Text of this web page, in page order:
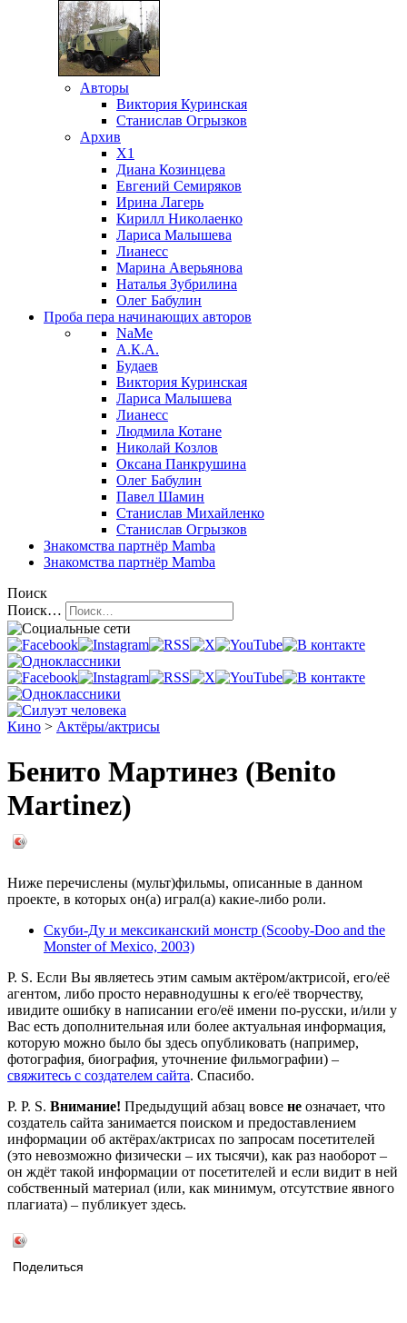
Авторы
Виктория Куринская
Станислав Огрызков
Архив
X1
Диана Козинцева
Евгений Семиряков
Ирина Лагерь
Кирилл Николаенко
Лариса Малышева
Лианесс
Марина Аверьянова
Наталья Зубрилина
Олег Бабулин
Проба пера начинающих авторов
NaMe
А.К.А.
Будаев
Виктория Куринская
Лариса Малышева
Лианесс
Людмила Котане
Николай Козлов
Оксана Панкрушина
Олег Бабулин
Павел Шамин
Станислав Михайленко
Станислав Огрызков
Знакомства партнёр Mamba
Знакомства партнёр Mamba
Поиск
Поиск…
Кино > Актёры/актрисы
Бенито Мартинез (Benito
Martinez)
Ниже перечислены (мульт)фильмы, описанные в данном
проекте, в которых он(а) играл(а) какие-либо роли.
Скуби-Ду и мексиканский монстр (Scooby-Doo and the
Monster of Mexico, 2003)
P. S. Если Вы являетесь этим самым актёром/актрисой, его/её
агентом, либо просто неравнодушны к его/её творчеству,
ивидите ошибку в написании его/её имени по-русски, и/или у
Вас есть дополнительная или более актуальная информация,
которую можно было бы здесь опубликовать (например,
фотография, биография, уточнение фильмографии) –
свяжитесь с создателем сайта. Спасибо.
P. P. S. Внимание! Предыдущий абзац вовсе не означает, что
создатель сайта занимается поиском и предоставлением
информации об актёрах/актрисах по запросам посетителей
(это невозможно физически – их тысячи), как раз наоборот –
он ждёт такой информации от посетителей и если видит в ней
собственный материал (или, как минимум, отсутствие явного
плагиата) – публикует здесь.
Поделиться